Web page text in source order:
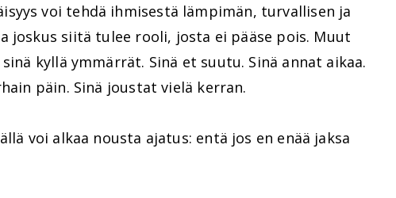
voi tehdä ihmisestä lämpimän, turvallisen ja
joskus siitä tulee rooli, josta ei pääse pois. Muut
kyllä ymmärrät. Sinä et suutu. Sinä annat aikaa.
päin. Sinä joustat vielä kerran.
voi alkaa nousta ajatus: entä jos en enää jaksa